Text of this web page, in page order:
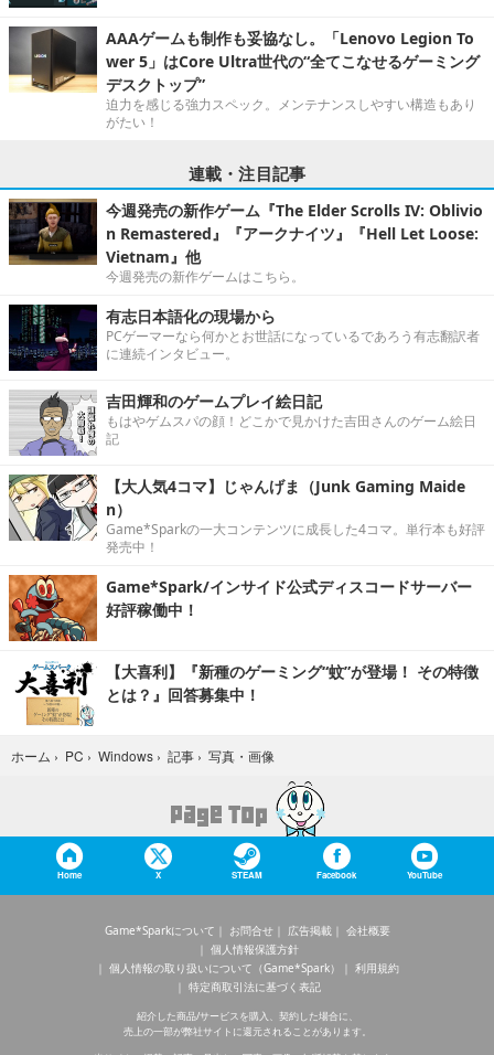
AAAゲームも制作も妥協なし。「Lenovo Legion To
wer 5」はCore Ultra世代の“全てこなせるゲーミング
デスクトップ”
迫力を感じる強力スペック。メンテナンスしやすい構造もあり
がたい！
連載・注目記事
今週発売の新作ゲーム『The Elder Scrolls IV: Oblivio
n Remastered』『アークナイツ』『Hell Let Loose:
Vietnam』他
今週発売の新作ゲームはこちら。
有志日本語化の現場から
PCゲーマーなら何かとお世話になっているであろう有志翻訳者
に連続インタビュー。
吉田輝和のゲームプレイ絵日記
もはやゲムスパの顔！どこかで見かけた吉田さんのゲーム絵日
記
【大人気4コマ】じゃんげま（Junk Gaming Maide
n）
Game*Sparkの一大コンテンツに成長した4コマ。単行本も好評
発売中！
Game*Spark/インサイド公式ディスコードサーバー
好評稼働中！
【大喜利】『新種のゲーミング“蚊”が登場！ その特徴
とは？』回答募集中！
ホーム › PC › Windows › 記事 › 写真・画像
Home X STEAM Facebook YouTube
Game*Sparkについて お問合せ 広告掲載
会社概要
個人情報保護方針
個人情報の取り扱いについて（Game*Spark）
利用規約
特定商取引法に基づく表記
紹介した商品/サービスを購入、契約した場合に、
売上の一部が弊社サイトに還元されることがあります。